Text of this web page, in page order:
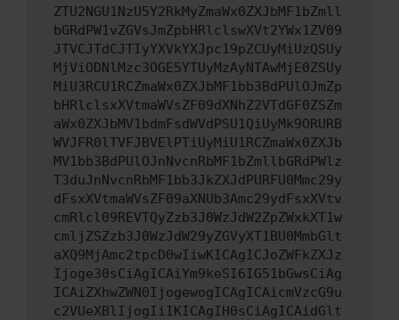
ZTU2NGU1NzU5Y2RkMyZmaWx0ZXJbMF1bZmll
bGRdPW1vZGVsJmZpbHRlclswXVt2YWx1ZV09
JTVCJTdCJTIyYXVkYXJpc19pZCUyMiUzQSUy
MjViODNlMzc3OGE5YTUyMzAyNTAwMjE0ZSUy
MiU3RCU1RCZmaWx0ZXJbMF1bb3BdPUlOJmZp
bHRlclsxXVtmaWVsZF09dXNhZ2VTdGF0ZSZm
aWx0ZXJbMV1bdmFsdWVdPSU1QiUyMk9ORURB
WVJFR0lTVFJBVElPTiUyMiU1RCZmaWx0ZXJb
MV1bb3BdPUlOJnNvcnRbMF1bZmllbGRdPWlz
T3duJnNvcnRbMF1bb3JkZXJdPURFU0Mmc29y
dFsxXVtmaWVsZF09aXNUb3Amc29ydFsxXVtv
cmRlcl09REVTQyZzb3J0WzJdW2ZpZWxkXT1w
cmljZSZzb3J0WzJdW29yZGVyXT1BU0MmbGlt
aXQ9MjAmc2tpcD0wIiwKICAgICJoZWFkZXJz
Ijoge30sCiAgICAiYm9keSI6IG51bGwsCiAg
ICAiZXhwZWN0IjogewogICAgICAicmVzcG9u
c2VUeXBlIjogIiIKICAgIH0sCiAgICAidGlt